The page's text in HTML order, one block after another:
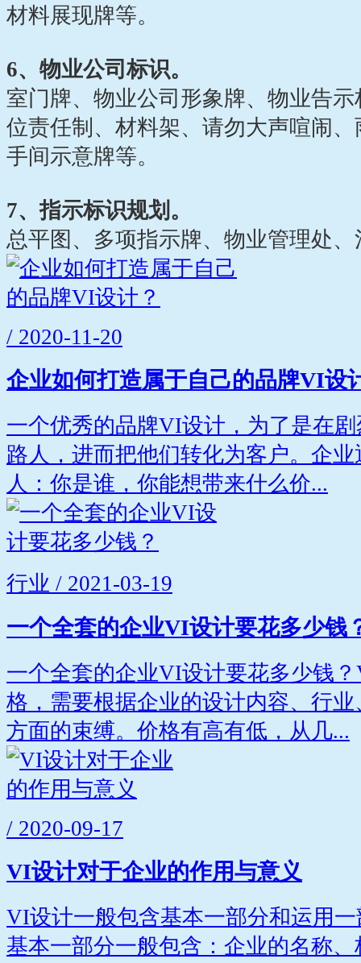
材料展现牌等。
6、物业公司标识。
室门牌、物业公司形象牌、物业告
位责任制、材料架、请勿大声喧闹
手间示意牌等。
7、指示标识规划。
总平图、多项指示牌、物业管理处
/ 2020-11-20
企业如何打造属于自己的品牌VI设
一个优秀的品牌VI设计，为了是在
路人，进而把他们转化为客户。企
人：你是谁，你能想带来什么价...
行业 / 2021-03-19
一个全套的企业VI设计要花多少钱
一个全套的企业VI设计要花多少钱
格，需要根据企业的设计内容、行
方面的束缚。价格有高有低，从几...
/ 2020-09-17
VI设计对于企业的作用与意义
VI设计一般包含基本一部分和运用
基本一部分一般包含：企业的名称